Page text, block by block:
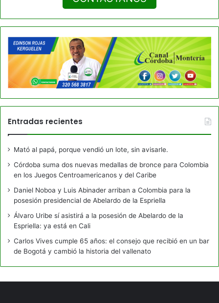
Entradas recientes
Mató al papá, porque vendió un lote, sin avisarle.
Córdoba suma dos nuevas medallas de bronce para Colombia
en los Juegos Centroamericanos y del Caribe
Daniel Noboa y Luis Abinader arriban a Colombia para la
posesión presidencial de Abelardo de la Espriella
Álvaro Uribe sí asistirá a la posesión de Abelardo de la
Espriella: ya está en Cali
Carlos Vives cumple 65 años: el consejo que recibió en un bar
de Bogotá y cambió la historia del vallenato